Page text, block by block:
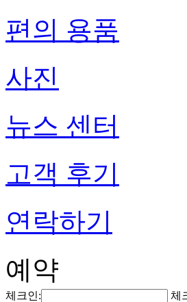
편의 용품
사진
뉴스 센터
고객 후기
연락하기
예약
체크인: 체